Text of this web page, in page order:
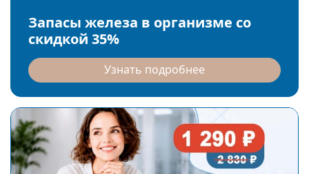
Запасы железа в организме со
скидкой 35%
Узнать подробнее